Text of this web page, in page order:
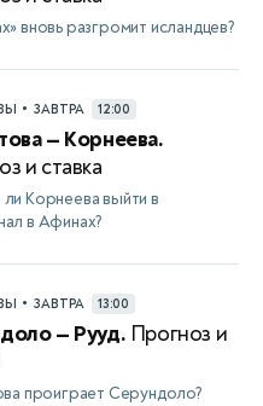
вновь разгромит исландцев?
• ЗАВТРА 12:00
— Корнеева.
и ставка
Корнеева выйти в
в Афинах?
• ЗАВТРА 13:00
— Рууд. Прогноз и
проиграет Серундоло?